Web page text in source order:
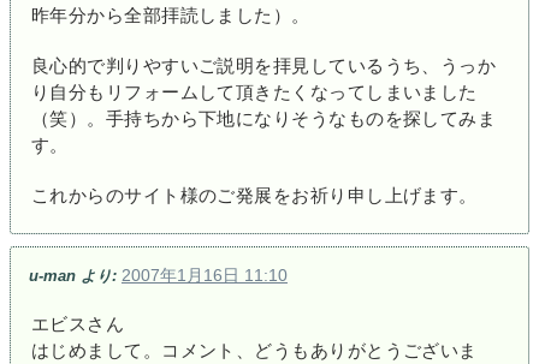
昨年分から全部拝読しました）。
良心的で判りやすいご説明を拝見しているうち、うっか
り自分もリフォームして頂きたくなってしまいました
（笑）。手持ちから下地になりそうなものを探してみま
す。
これからのサイト様のご発展をお祈り申し上げます。
u-man より: 2007年1月16日 11:10
エビスさん
はじめまして。コメント、どうもありがとうございま